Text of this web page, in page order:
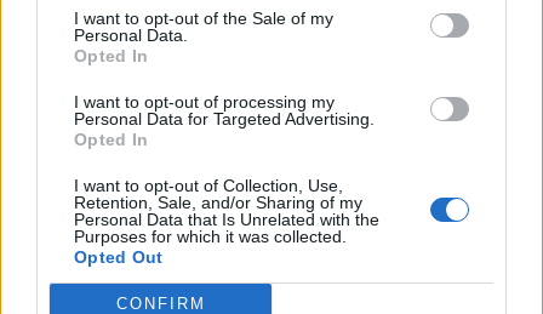
I want to opt-out of the Sale of my
Personal Data.
Opted In
I want to opt-out of processing my
Personal Data for Targeted Advertising.
Opted In
I want to opt-out of Collection, Use,
Retention, Sale, and/or Sharing of my
Personal Data that Is Unrelated with the
Purposes for which it was collected.
Opted Out
CONFIRM
tartozik, melynek olvasása előfizetéses
regisztrációhoz kötött.
Az előfizetés a következőket tartalmazza:
Portfolio.hu teljes cikkarchívum
Kötéslisták: BÉT elmúlt 2 év napon belüli
kötéslistái
Előfizetés